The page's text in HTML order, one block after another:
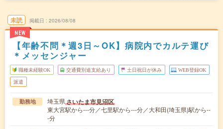
未読
NEW
掲載日 2026/08/08
【年齢不問＊週3日～OK】病院内でカルテ運び
＊メッセンジャー
職種未経験OK 交通費別途支給あり 土日祝日が休み WEB登録OK
派遣
勤務地 埼玉県さいたま市見沼区
東大宮駅から---分／七里駅から---分／大和田(埼玉県)駅から--
-分